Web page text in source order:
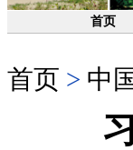
首页
首页 > 中